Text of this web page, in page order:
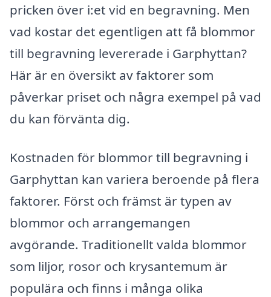
pricken över i:et vid en begravning. Men
vad kostar det egentligen att få blommor
till begravning levererade i Garphyttan?
Här är en översikt av faktorer som
påverkar priset och några exempel på vad
du kan förvänta dig.
Kostnaden för blommor till begravning i
Garphyttan kan variera beroende på flera
faktorer. Först och främst är typen av
blommor och arrangemangen
avgörande. Traditionellt valda blommor
som liljor, rosor och krysantemum är
populära och finns i många olika